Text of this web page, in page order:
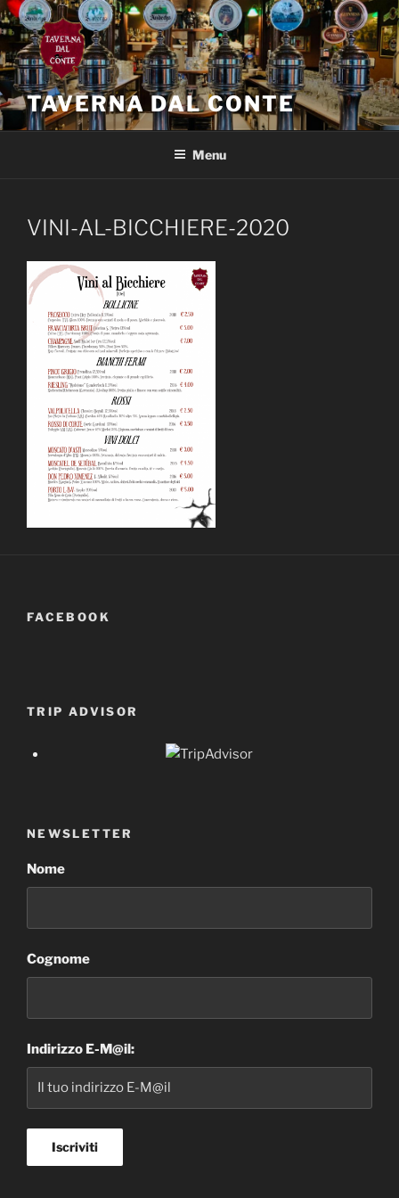
Salta
al
contenuto
TAVERNA DAL CONTE
Menu
VINI-AL-BICCHIERE-2020
FACEBOOK
TRIP ADVISOR
NEWSLETTER
Nome
Cognome
Indirizzo E-M@il: